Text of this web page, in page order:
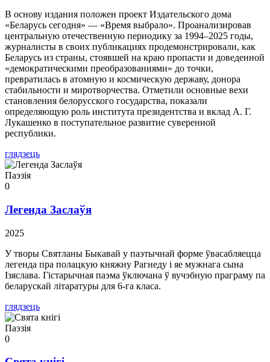
В основу издания положен проект Издательского дома
«Беларусь сегодня» — «Время выбрало». Проанализировав
центральную отечественную периодику за 1994–2025 годы,
журналисты в своих публикациях продемонстрировали, как
Беларусь из страны, стоявшей на краю пропасти и доведенной
«демократическими преобразованиями» до точки,
превратилась в атомную и космическую державу, донора
стабильности и миротворчества. Отметили основные вехи
становления белорусского государства, показали
определяющую роль института президентства и вклад А. Г.
Лукашенко в поступательное развитие суверенной
республики.
глядзець
Паэзія
0
Легенда Заслаўя
2025
У творы Святланы Быкавай у паэтычнай форме ўвасабляецца
легенда пра полацкую княжну Рагнеду і яе мужнага сына
Ізяслава. Гістарычная паэма ўключана ў вучэбную праграму па
беларускай літаратуры для 6-га класа.
глядзець
Паэзія
0